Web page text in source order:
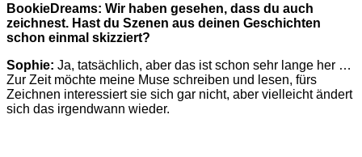
BookieDreams: Wir haben gesehen, dass du auch
zeichnest. Hast du Szenen aus deinen Geschichten
schon einmal skizziert?
Sophie: Ja, tatsächlich, aber das ist schon sehr lange her …
Zur Zeit möchte meine Muse schreiben und lesen, fürs
Zeichnen interessiert sie sich gar nicht, aber vielleicht ändert
sich das irgendwann wieder.